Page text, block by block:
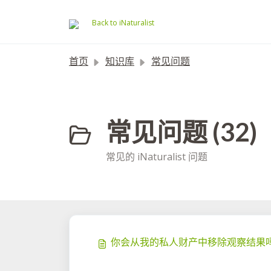
Back to iNaturalist
首页 知识库 常见问题
常见问题 (32)
常见的 iNaturalist 问题
你会从我的私人财产中移除观察结果